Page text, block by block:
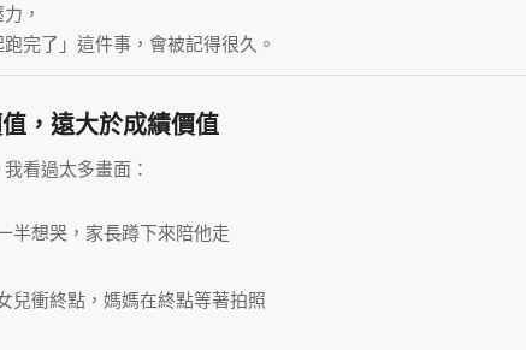
，
完了」這件事，會被記得很久。
，遠大於成績價值
看過太多畫面：
半想哭，家長蹲下來陪他走
兒衝終點，媽媽在終點等著拍照